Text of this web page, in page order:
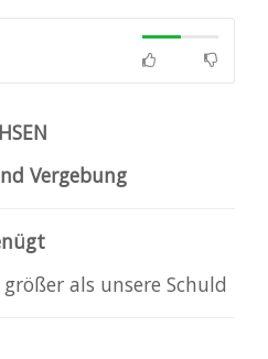
Vergebung
als unsere Schuld